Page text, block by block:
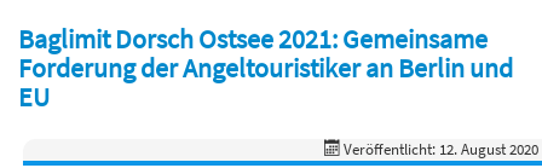
Baglimit Dorsch Ostsee 2021: Gemeinsame
Forderung der Angeltouristiker an Berlin und
EU
Veröffentlicht: 12. August 2020